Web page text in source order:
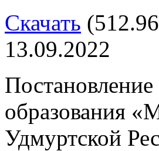
Скачать
13.09.2022
образования
Удмуртской